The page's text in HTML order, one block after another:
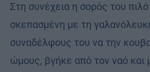
Στη συνέχεια η σορός του
σκεπασμένη με τη
συναδέλφους του να την
ώμους, βγήκε από τον ναό και